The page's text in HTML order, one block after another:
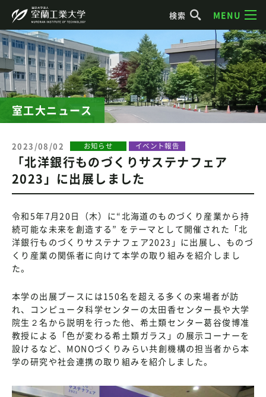
検索 MENU
室工大ニュース
2023/08/02 お知らせ イベント報告
「北洋銀行ものづくりサステナフェア
2023」に出展しました
令和5年7月20日（木）に“北海道のものづくり産業から持
続可能な未来を創造する” をテーマとして開催された「北
洋銀行ものづくりサステナフェア2023」に出展し、ものづ
くり産業の関係者に向けて本学の取り組みを紹介しまし
た。
本学の出展ブースには150名を超える多くの来場者が訪
れ、コンピュータ科学センターの太田香センター長や大学
院生２名から説明を行った他、希土類センター葛谷俊博准
教授による「色が変わる希土類ガラス」の展示コーナーを
設けるなど、MONOづくりみらい共創機構の担当者から本
学の研究や社会連携の取り組みを紹介しました。